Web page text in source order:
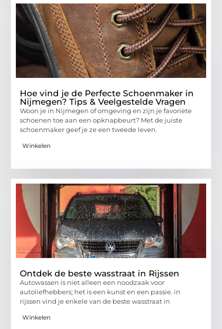
Hoe vind je de Perfecte Schoenmaker in
Nijmegen? Tips & Veelgestelde Vragen
Woon je in Nijmegen of omgeving en zijn je favoriete
schoenen toe aan een opknapbeurt? Met de juiste
schoenmaker geef je ze een tweede leven.
Winkelen
Ontdek de beste wasstraat in Rijssen
Autowassen is niet alleen een noodzaak voor
autoliefhebbers; het is een kunst en een passie. in
rijssen vind je enkele van de beste wasstraat in
Winkelen